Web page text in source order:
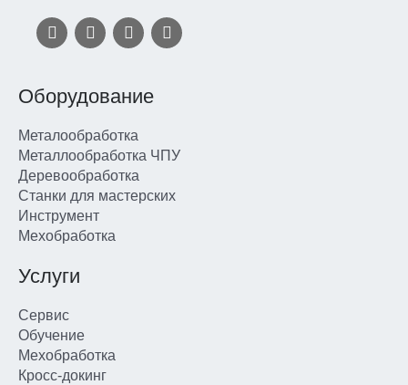
Оборудование
Металообработка
Металлообработка ЧПУ
Деревообработка
Станки для мастерских
Инструмент
Мехобработка
Услуги
Сервис
Обучение
Мехобработка
Кросс-докинг